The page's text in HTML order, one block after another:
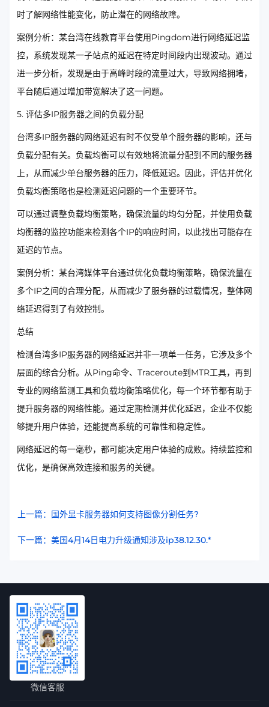
时了解网络性能变化，防止潜在的网络故障。
案例分析：某台湾在线教育平台使用Pingdom进行网络延迟监
控，系统发现某一子站点的延迟在特定时间段内出现波动。通过
进一步分析，发现是由于高峰时段的流量过大，导致网络拥堵，
平台随后通过增加带宽解决了这一问题。
5. 评估多IP服务器之间的负载分配
台湾多IP服务器的网络延迟有时不仅受单个服务器的影响，还与
负载分配有关。负载均衡可以有效地将流量分配到不同的服务器
上，从而减少单台服务器的压力，降低延迟。因此，评估并优化
负载均衡策略也是检测延迟问题的一个重要环节。
可以通过调整负载均衡策略，确保流量的均匀分配，并使用负载
均衡器的监控功能来检测各个IP的响应时间，以此找出可能存在
延迟的节点。
案例分析：某台湾媒体平台通过优化负载均衡策略，确保流量在
多个IP之间的合理分配，从而减少了服务器的过载情况，整体网
络延迟得到了有效控制。
总结
检测台湾多IP服务器的网络延迟并非一项单一任务，它涉及多个
层面的综合分析。从Ping命令、Traceroute到MTR工具，再到
专业的网络监测工具和负载均衡策略优化，每一个环节都有助于
提升服务器的网络性能。通过定期检测并优化延迟，企业不仅能
够提升用户体验，还能提高系统的可靠性和稳定性。
网络延迟的每一毫秒，都可能决定用户体验的成败。持续监控和
优化，是确保高效连接和服务的关键。
上一篇：国外显卡服务器如何支持图像分割任务?
下一篇：美国4月14日电力升级通知涉及ip38.12.30.*
微信客服